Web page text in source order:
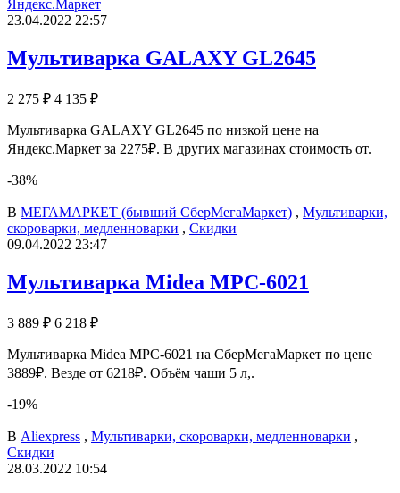
Яндекс.Маркет
23.04.2022 22:57
Мультиварка GALAXY GL2645
2 275 ₽ 4 135 ₽
Мультиварка GALAXY GL2645 по низкой цене на
Яндекс.Маркет за 2275₽. В других магазинах стоимость от.
-38%
В МЕГАМАРКЕТ (бывший СберМегаМаркет) , Мультиварки,
скороварки, медленноварки , Скидки
09.04.2022 23:47
Мультиварка Midea MPC-6021
3 889 ₽ 6 218 ₽
Мультиварка Midea MPC-6021 на СберМегаМаркет по цене
3889₽. Везде от 6218₽. Объём чаши 5 л,.
-19%
В Aliexpress , Мультиварки, скороварки, медленноварки ,
Скидки
28.03.2022 10:54